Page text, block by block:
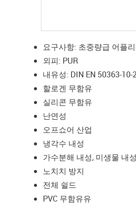
요구사항: 초중량급 어플
외피: PUR
내유성: DIN EN 50363-
할로겐 무함유
실리콘 무함유
난연성
오프쇼어 산업
냉각수 내성
가수분해 내성, 미생물 내성
노치치 방지
전체 쉴드
PVC 무함유유